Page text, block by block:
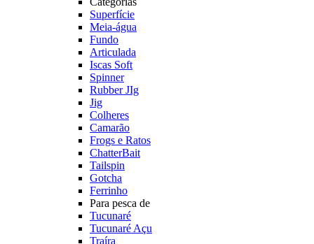
Superfície
Meia-água
Fundo
Articulada
Iscas Soft
Spinner
Rubber JIg
Jig
Colheres
Camarão
Frogs e Ratos
ChatterBait
Tailspin
Gotcha
Ferrinho
Para pesca de
Tucunaré
Tucunaré Açu
Traíra